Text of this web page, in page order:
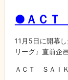
●ＡＣＴ
11月5日に開幕
リーグ』直前企
ＡＣＴ ＳＡＩ